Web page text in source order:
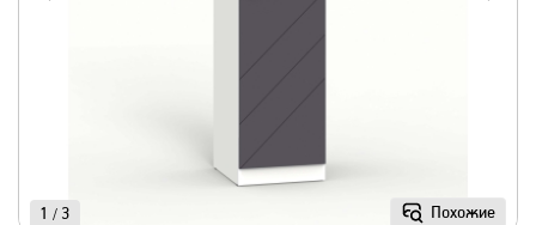
Похожие
1 / 3